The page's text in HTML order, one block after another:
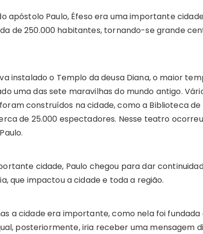
apóstolo Paulo, Éfeso era uma importante
de 250.000 habitantes, tornando-se grande
instalado o Templo da deusa Diana, o maior
uma das sete maravilhas do mundo antigo.
construídos na cidade, como a Biblioteca
de 25.000 espectadores. Nesse teatro
cidade, Paulo chegou para dar
que impactou a cidade e toda a região.
a cidade era importante, como nela foi
posteriormente, iria receber uma mensagem